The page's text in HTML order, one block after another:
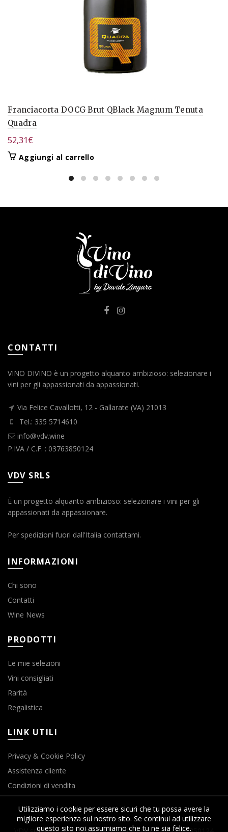
Franciacorta DOCG Brut QBlack Magnum Tenuta
Quadra
52,31€
Aggiungi al carrello
CONTATTI
VINO DIVINO è un progetto alquanto ambizioso: selezionare i
vini per gli appassionati da appassionati.
Via Felice Cavallotti, 12 - Gallarate (VA) 21013
Tel.: 335 5714610
info@vdv.wine
P.IVA / C.F. : 03763850124
VDV SRLS
È un progetto alquanto ambizioso: selezionare i vini per gli
appassionati da appassionare.
Per spedizioni fuori dall'Italia contattami.
INFORMAZIONI
Chi sono
Contatti
Wine News
PRODOTTI
Le mie selezioni
Vini consigliati
Rarità
Regalistica
LINK UTILI
Privacy & Cookie Policy
Assistenza cliente
Condizioni di vendita
Utilizziamo i cookie per essere sicuri che tu possa avere la
migliore esperienza sul nostro sito. Se continui ad utilizzare
questo sito noi assumiamo che tu ne sia felice.